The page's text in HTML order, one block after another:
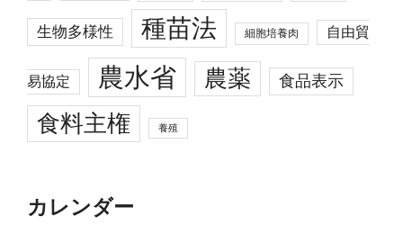
生物多様性 種苗法 細胞培養肉 自由貿
易協定 農水省 農薬 食品表示
食料主権 養殖
カレンダー